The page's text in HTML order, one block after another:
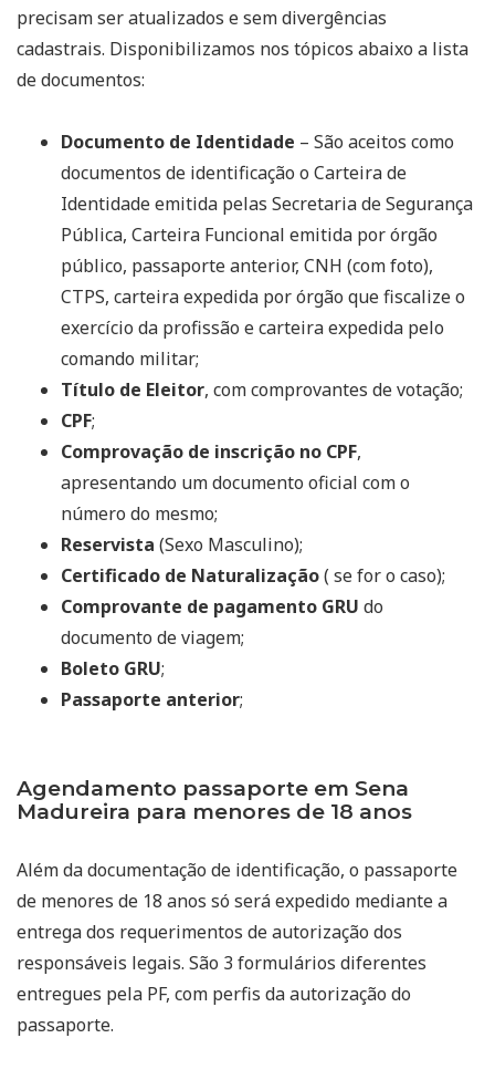
precisam ser atualizados e sem divergências
cadastrais. Disponibilizamos nos tópicos abaixo a lista
de documentos:
Documento de Identidade – São aceitos como
documentos de identificação o Carteira de
Identidade emitida pelas Secretaria de Segurança
Pública, Carteira Funcional emitida por órgão
público, passaporte anterior, CNH (com foto),
CTPS, carteira expedida por órgão que fiscalize o
exercício da profissão e carteira expedida pelo
comando militar;
Título de Eleitor, com comprovantes de votação;
CPF;
Comprovação de inscrição no CPF,
apresentando um documento oficial com o
número do mesmo;
Reservista (Sexo Masculino);
Certificado de Naturalização( se for o caso);
Comprovante de pagamento GRU do
documento de viagem;
Boleto GRU;
Passaporte anterior;
Agendamento passaporte em Sena
Madureira para menores de 18 anos
Além da documentação de identificação, o passaporte
de menores de 18 anos só será expedido mediante a
entrega dos requerimentos de autorização dos
responsáveis legais. São 3 formulários diferentes
entregues pela PF, com perfis da autorização do
passaporte.